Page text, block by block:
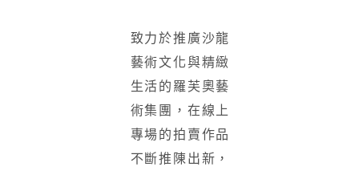
致力於推廣沙龍
藝術文化與精緻
生活的羅芙奧藝
術集團，在線上
專場的拍賣作品
不斷推陳出新，